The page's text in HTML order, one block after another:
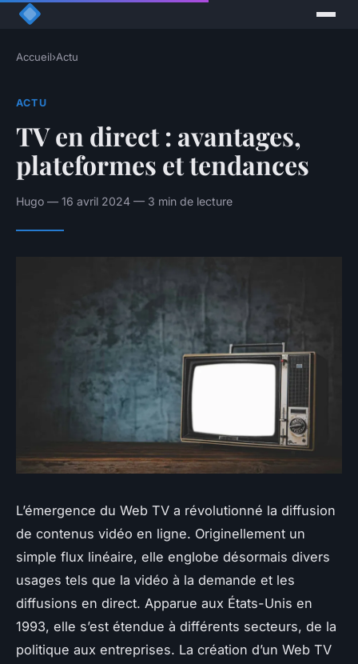
Accueil›Actu
ACTU
TV en direct : avantages,
plateformes et tendances
Hugo — 16 avril 2024 — 3 min de lecture
L’émergence du Web TV a révolutionné la diffusion
de contenus vidéo en ligne. Originellement un
simple flux linéaire, elle englobe désormais divers
usages tels que la vidéo à la demande et les
diffusions en direct. Apparue aux États-Unis en
1993, elle s’est étendue à différents secteurs, de la
politique aux entreprises. La création d’un Web TV